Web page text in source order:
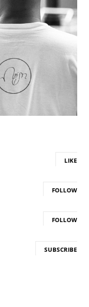
LIKE
FOLLOW
FOLLOW
SUBSCRIBE